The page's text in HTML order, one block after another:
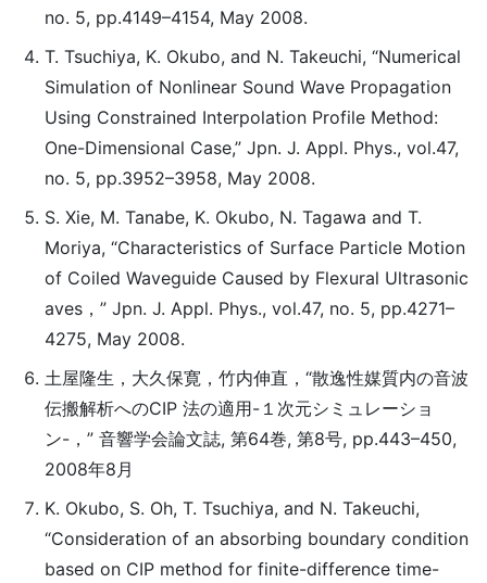
no. 5, pp.4149–4154, May 2008.
T. Tsuchiya, K. Okubo, and N. Takeuchi, “Numerical
Simulation of Nonlinear Sound Wave Propagation
Using Constrained Interpolation Profile Method:
One-Dimensional Case,” Jpn. J. Appl. Phys., vol.47,
no. 5, pp.3952–3958, May 2008.
S. Xie, M. Tanabe, K. Okubo, N. Tagawa and T.
Moriya, “Characteristics of Surface Particle Motion
of Coiled Waveguide Caused by Flexural Ultrasonic
aves，” Jpn. J. Appl. Phys., vol.47, no. 5, pp.4271–
4275, May 2008.
土屋隆生，大久保寛，竹内伸直，“散逸性媒質内の音波
伝搬解析へのCIP 法の適用-１次元シミュレーショ
ン-，” 音響学会論文誌, 第64巻, 第8号, pp.443–450,
2008年8月
K. Okubo, S. Oh, T. Tsuchiya, and N. Takeuchi,
“Consideration of an absorbing boundary condition
based on CIP method for finite-difference time-